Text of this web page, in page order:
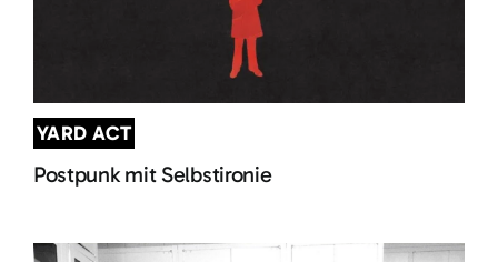
YARD ACT
Postpunk mit Selbstironie